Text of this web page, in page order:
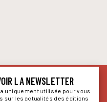
LA NEWSLETTER
uniquement utilisée pour vous
sur les actualités des éditions